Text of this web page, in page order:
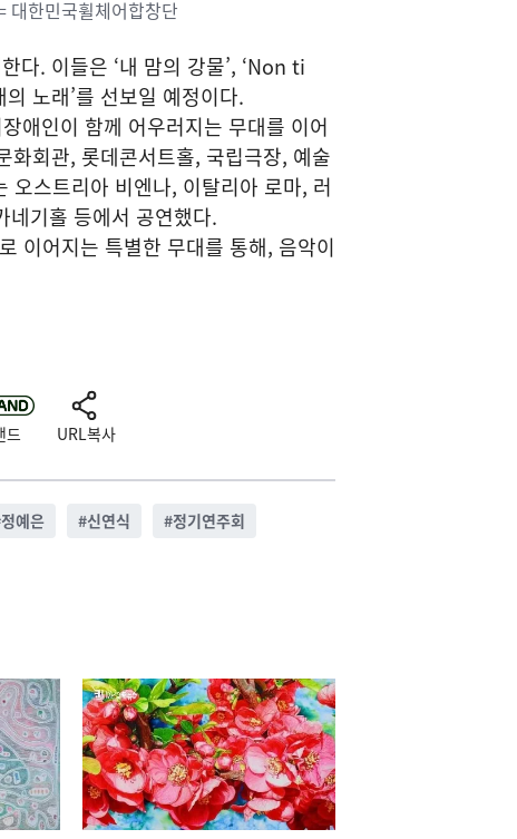
대한민국휠체어합창단
다. 이들은 ‘내 맘의 강물’, ‘Non ti
노래’를 선보일 예정이다.
애인이 함께 어우러지는 무대를 이어
화회관, 롯데콘서트홀, 국립극장, 예술
오스트리아 비엔나, 이탈리아 로마, 러
네기홀 등에서 공연했다.
이어지는 특별한 무대를 통해, 음악이
드 URL복사
정예은 #신연식 #정기연주회